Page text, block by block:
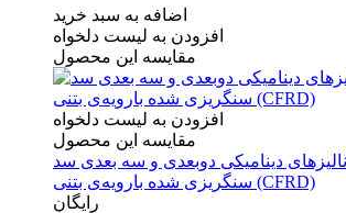
اضافه به سبد خرید
افزودن به لیست دلخواه
مقایسه این محصول
افزودن به لیست دلخواه
مقایسه این محصول
دینامیکی‌ دوبعدی‌ و‌ سه بعدی‌ سد
سنگریزی‌ شده با‌رویه‌ی‌ بتنی‌ (CFRD)
رایگان